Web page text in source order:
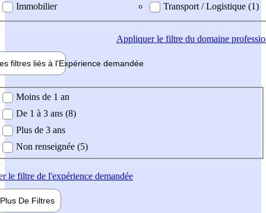
Immobilier
Transport / Logistique (1)
Appliquerle filtre du domaine
filtres liés à l'Expérience demandée
demandée
Moins de 1 an
De 1 à 3 ans (8)
Plus de 3 ans
Non renseignée (5)
le filtre de l'expérience demandée
Plus De Filtres